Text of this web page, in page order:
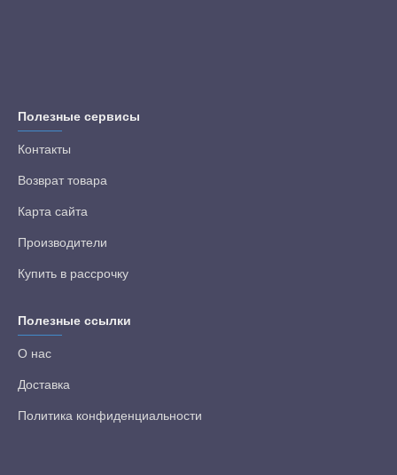
Полезные сервисы
Контакты
Возврат товара
Карта сайта
Производители
Купить в рассрочку
Полезные ссылки
О нас
Доставка
Политика конфиденциальности